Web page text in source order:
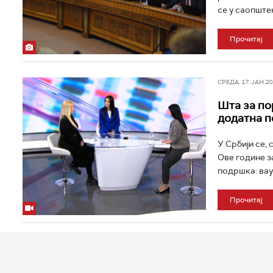
се у
Прочитај
СРЕДА, 17. ЈАН
Шта за
додатна
У Србији се,
Ове године
подршка:
Прочитај